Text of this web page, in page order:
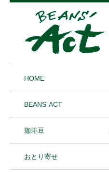
HOME
BEANS’ ACT
珈琲豆
おとり寄せ